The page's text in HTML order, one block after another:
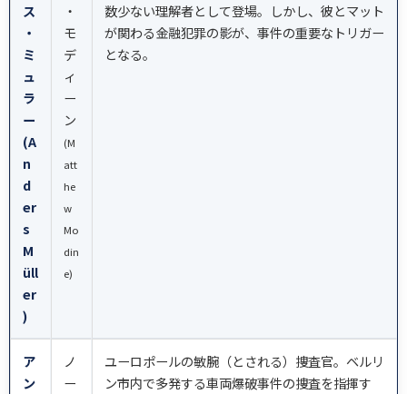
ス
・
ミ
ュ
ラ
ー
(A
n
d
er
s
M
üll
er
)
・
モ
デ
ィ
ー
ン
(M
att
he
w
Mo
din
e)
数少ない理解者として登場。しかし、彼とマット
が関わる金融犯罪の影が、事件の重要なトリガー
となる。
ア
ン
ノ
ー
ユーロポールの敏腕（とされる）捜査官。ベルリ
ン市内で多発する車両爆破事件の捜査を指揮す